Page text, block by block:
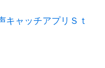
キャッチアプリＳｔ